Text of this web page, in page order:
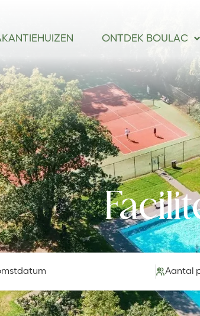
ONTDEK BOULAC
Aantal